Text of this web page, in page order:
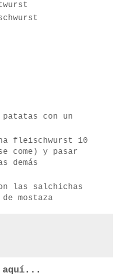
con un
fleischwurst 10
come) y pasar
demás
las salchichas
mostaza
aquí...